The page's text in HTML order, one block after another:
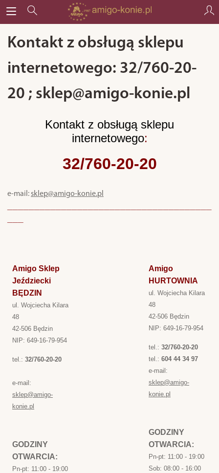
Kontakt z obsługą sklepu
internetowego: 32/760-20-
20 ; sklep@amigo-konie.pl
Kontakt z obsługą sklepu
internetowego:
32/760-20-20
e-mail:sklep@amigo-konie.pl
Amigo Sklep
Jeździecki
BĘDZIN
ul. Wojciecha Kilara
48
42-506 Będzin
NIP: 649-16-79-954
tel.: 32/760-20-20
e-mail:
sklep@amigo-
konie.pl
GODZINY
OTWARCIA:
Pn-pt: 11:00 - 19:00
Amigo
HURTOWNIA
ul. Wojciecha Kilara
48
42-506 Będzin
NIP: 649-16-79-954
tel.: 32/760-20-20
tel.: 604 44 34 97
e-mail:
sklep@amigo-
konie.pl
GODZINY
OTWARCIA:
Pn-pt: 11:00 - 19:00
Sob: 08:00 - 16:00